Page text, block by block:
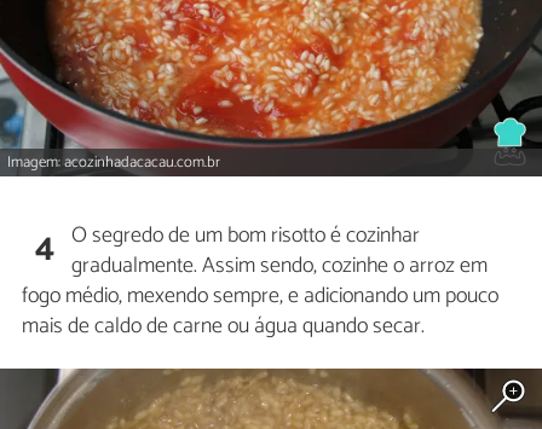
Imagem: acozinhadacacau.com.br
4 O segredo de um bom risotto é cozinhar
gradualmente. Assim sendo, cozinhe o arroz em
fogo médio, mexendo sempre, e adicionando um pouco
mais de caldo de carne ou água quando secar.